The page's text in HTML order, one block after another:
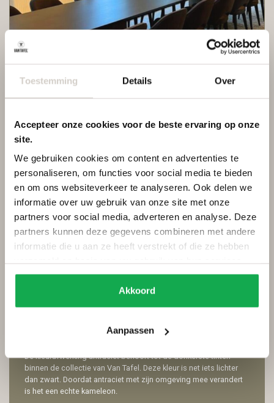
Toestemming Details Over
Accepteer onze cookies voor de beste ervaring op onze
site.
We gebruiken cookies om content en advertenties te
personaliseren, om functies voor social media te bieden
en om ons websiteverkeer te analyseren. Ook delen we
informatie over uw gebruik van onze site met onze
partners voor social media, adverteren en analyse. Deze
partners kunnen deze gegevens combineren met andere
informatie die u aan ze heeft verstrekt of die ze hebben
Akkoord
Aanpassen
Maatwerk meubels voor je bedrijf zo creëer je een interieur dat
vaak naar op zoek bent. De meubels […]
Antraciet: een veelzijdige kleurafwerking
voor eikenhout
Maatwerk
De kleurafwerking antraciet behoort tot de donkerste tinten
binnen de collectie van Van Tafel. Deze kleur is net iets lichter
dan zwart. Doordat antraciet met zijn omgeving mee verandert
is het een echte kameleon.